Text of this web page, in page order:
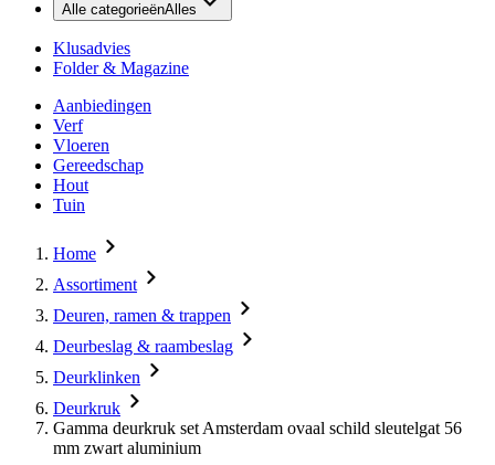
Alle categorieënAlles
Klusadvies
Folder & Magazine
Aanbiedingen
Verf
Vloeren
Gereedschap
Hout
Tuin
Home
Assortiment
Deuren, ramen & trappen
Deurbeslag & raambeslag
Deurklinken
Deurkruk
Gamma deurkruk set Amsterdam ovaal schild sleutelgat 56
mm zwart aluminium